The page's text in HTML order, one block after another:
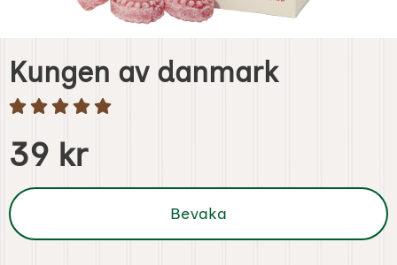
Kungen av danmark
Handla denna produkt Kungen av danmark
pris
39 kr
Bevaka